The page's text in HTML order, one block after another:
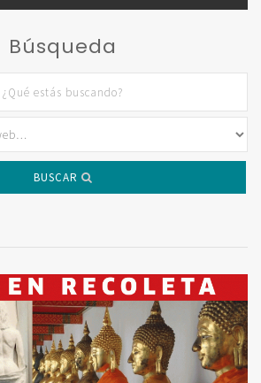
Búsqueda
BUSCAR